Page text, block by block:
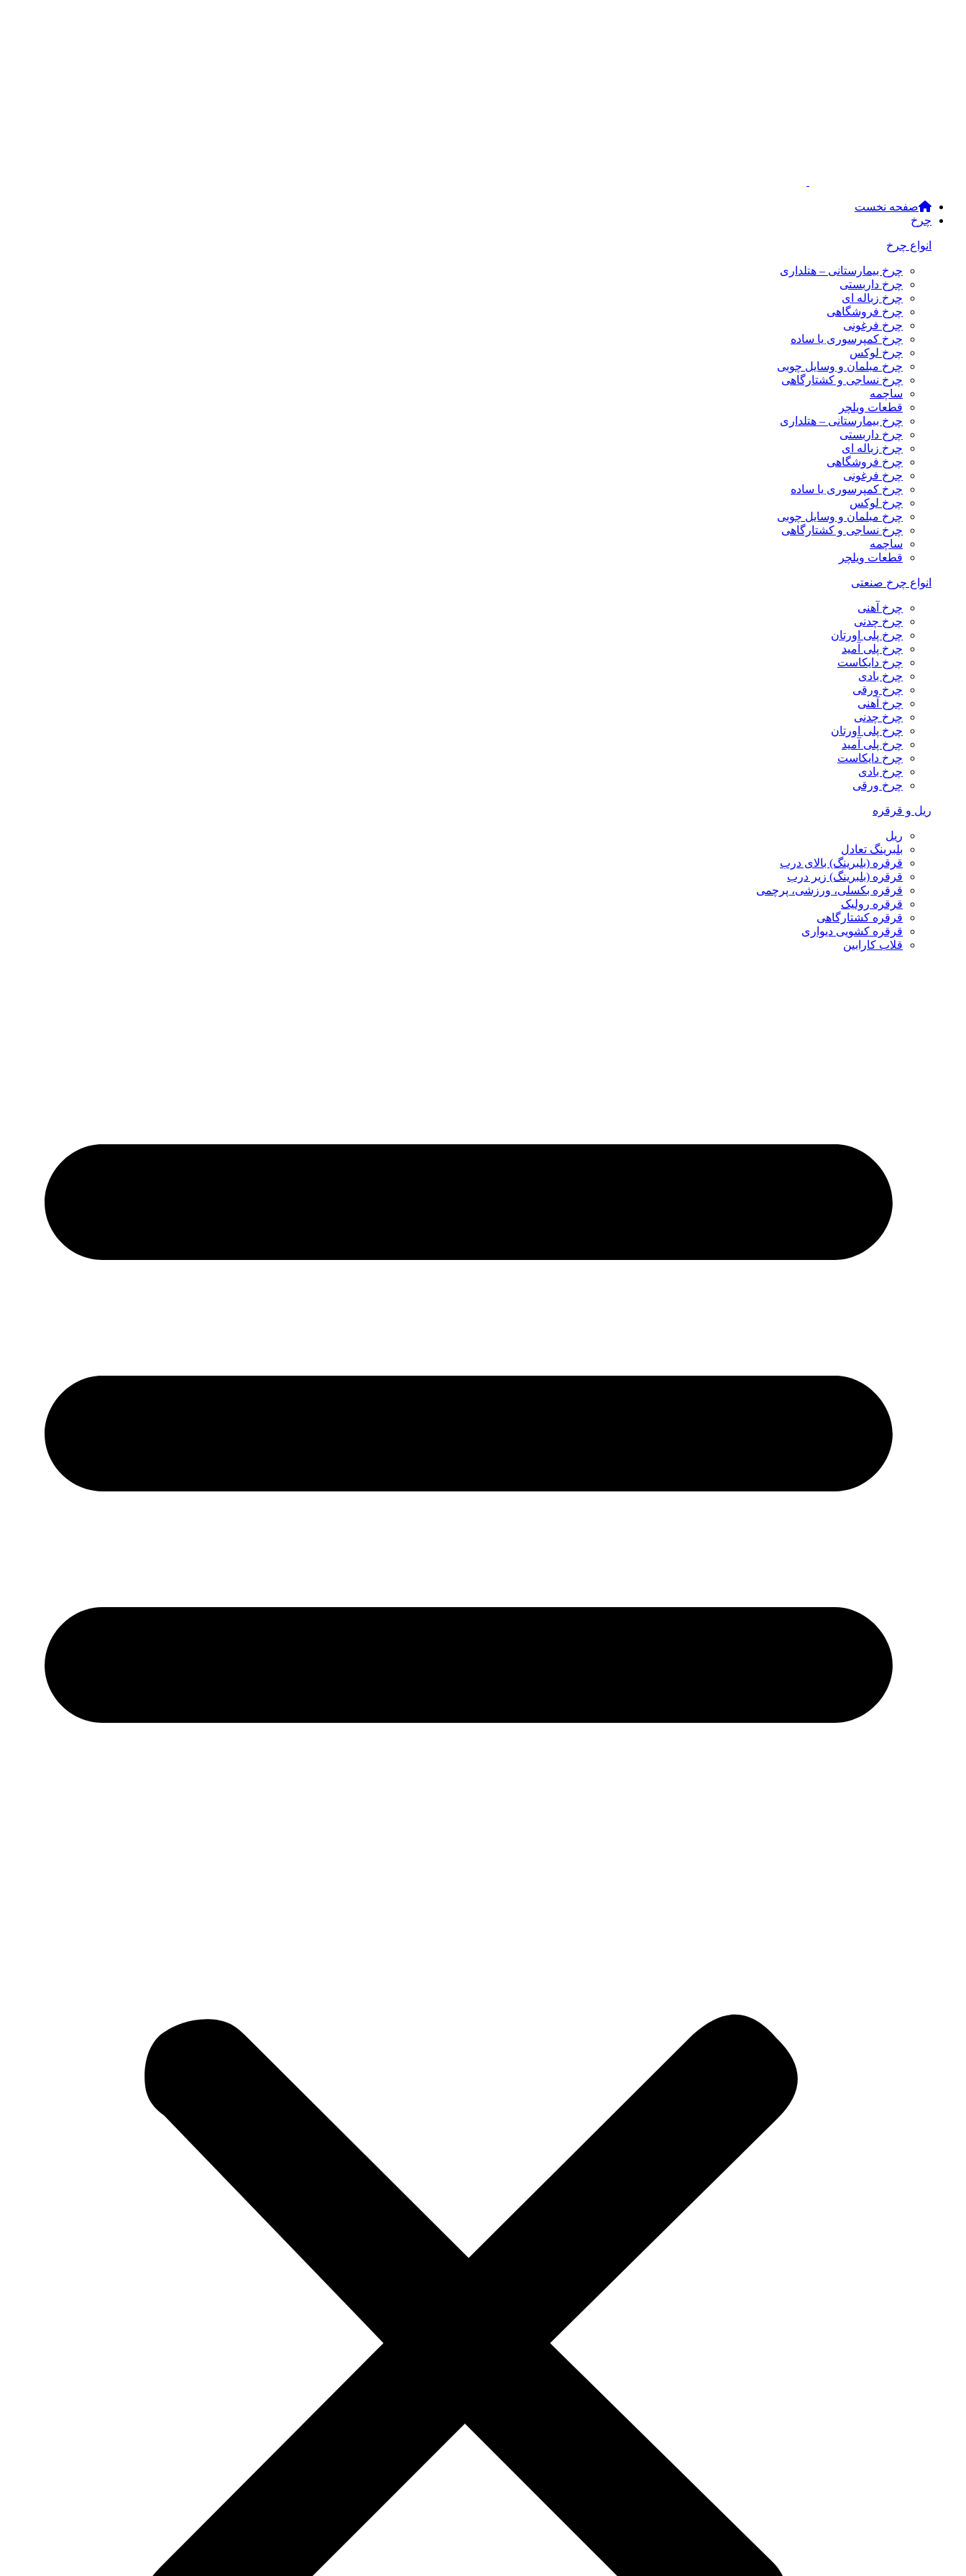
صفحه نخست
چرخ
انواع چرخ
چرخ بیمارستانی – هتلداری
چرخ داربستی
چرخ زباله ای
چرخ فروشگاهی
چرخ فرغونی
چرخ کمپرسوری یا ساده
چرخ لوکس
چرخ مبلمان و وسایل چوبی
چرخ نساجی و کشتارگاهی
ساچمه
قطعات ویلچر
چرخ بیمارستانی – هتلداری
چرخ داربستی
چرخ زباله ای
چرخ فروشگاهی
چرخ فرغونی
چرخ کمپرسوری یا ساده
چرخ لوکس
چرخ مبلمان و وسایل چوبی
چرخ نساجی و کشتارگاهی
ساچمه
قطعات ویلچر
انواع چرخ صنعتی
چرخ آهنی
چرخ چدنی
چرخ پلی اورتان
چرخ پلی آمید
چرخ دایکاست
چرخ بادی
چرخ ورقی
چرخ آهنی
چرخ چدنی
چرخ پلی اورتان
چرخ پلی آمید
چرخ دایکاست
چرخ بادی
چرخ ورقی
ریل و قرقره
ریل
بلبرینگ تعادل
قرقره (بلبرینگ) بالای درب
قرقره (بلبرینگ) زیر درب
قرقره بکسلی، ورزشی، پرچمی
قرقره رولیک
قرقره کشتارگاهی
قرقره کشویی دیواری
قلاب کارابین